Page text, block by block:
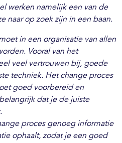
werken namelijk een van de
naar op zoek zijn in een baan.
in een organisatie van allen
Vooral van het
veel vertrouwen bij, goede
techniek. Het change proces
goed voorbereid en
dat je de juiste
proces genoeg informatie
ophaalt, zodat je een goed